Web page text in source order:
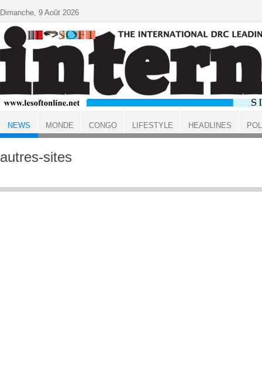
ACCUEIL NEWS
autres-sites
Dimanche, 9 Août 2026
NEWS MONDE CONGO LIFESTYLE HEADLINES